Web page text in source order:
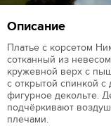
Описание
Платье с корсетом
сотканный из
кружевной верх с
с открытой спинкой
фигурное декольте.
подчёркивают
плечами.